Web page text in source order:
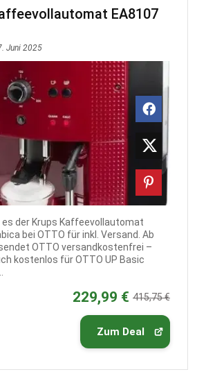
EA8107
Juni 2025
der Krups Kaffeevollautomat
bei OTTO für inkl. Versand. Ab
OTTO versandkostenfrei –
kostenlos für OTTO UP Basic
229,99 € 415,75 €
Zum Deal